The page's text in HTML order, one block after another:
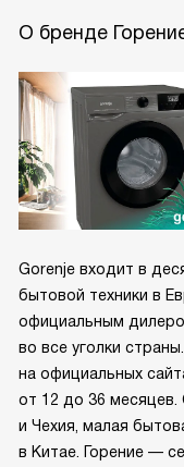
О бренде
Gorenje входит в
бытовой техники в
официальным
во все уголки
на официальных
от 12 до 36
и Чехия, малая
в Китае. Горение —